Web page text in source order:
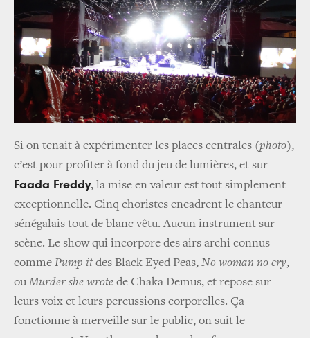
Si on tenait à expérimenter les places centrales (photo),
c’est pour profiter à fond du jeu de lumières, et sur
Faada Freddy, la mise en valeur est tout simplement
exceptionnelle. Cinq choristes encadrent le chanteur
sénégalais tout de blanc vêtu. Aucun instrument sur
scène. Le show qui incorpore des airs archi connus
comme Pump itdes Black Eyed Peas, No woman no cry,
ou Murder she wrote de Chaka Demus, et repose sur
leurs voix et leurs percussions corporelles. Ça
fonctionne à merveille sur le public, on suit le